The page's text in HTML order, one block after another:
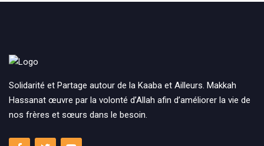
Solidarité et Partage autour de la Kaaba et Ailleurs. Makkah
Hassanat œuvre par la volonté d’Allah afin d’améliorer la vie de
nos frères et sœurs dans le besoin.